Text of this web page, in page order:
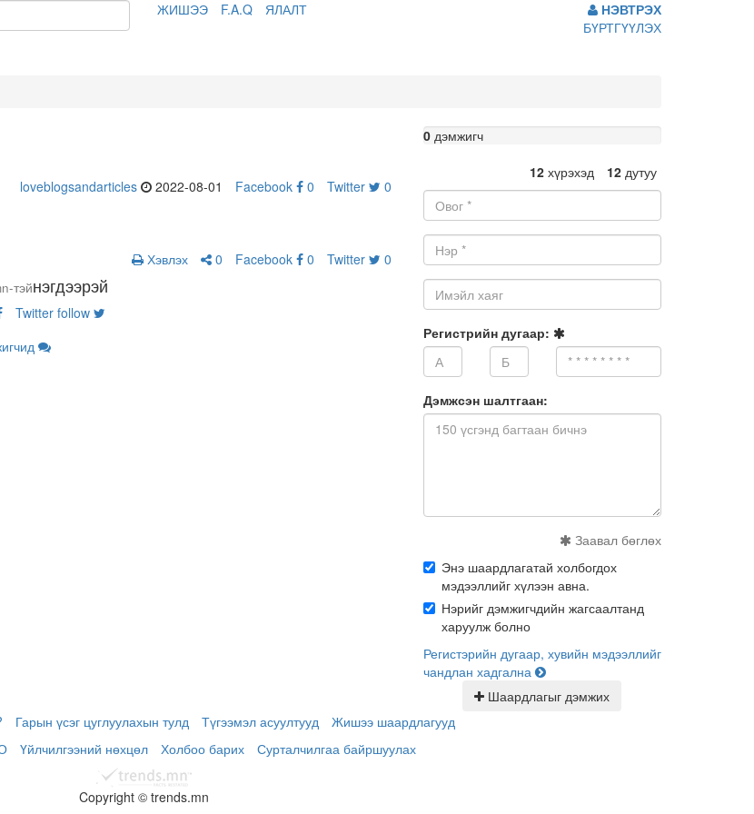
ЖИШЭЭ F.A.Q ЯЛАЛТ
НЭВТРЭХ
БҮРТГҮҮЛЭХ
loveblogsandarticles 2022-08-01 Facebook 0 Twitter 0
Хэвлэх
0 Facebook 0 Twitter 0
тэйнэгдээрэй
Twitter follow
0%
0 дэмжигч
12 хүрэхэд 12 дутуу
Овог:
Нэр:
Имэйл
хаяг:
Регистрийн дугаар:
Дэмжсэн шалтгаан:
Заавал бөглөх
Энэ шаардлагатай холбогдох
мэдээллийг хүлээн авна.
Нэрийг дэмжигчдийн жагсаалтанд
харуулж болно
Регистэрийн дугаар, хувийн мэдээллийг
чандлан хадгална
Шаардлагыг дэмжих
Гарын үсэг цуглуулахын тулд Түгээмэл асуултууд
Жишээ шаардлагууд
Үйлчилгээний нөхцөл Холбоо барих Сурталчилгаа байршуулах
Copyright © trends.mn